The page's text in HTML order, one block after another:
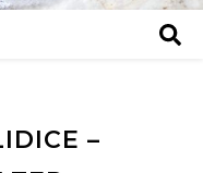
–